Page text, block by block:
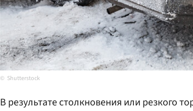
Shutterstock
В результате столкновения или резкого